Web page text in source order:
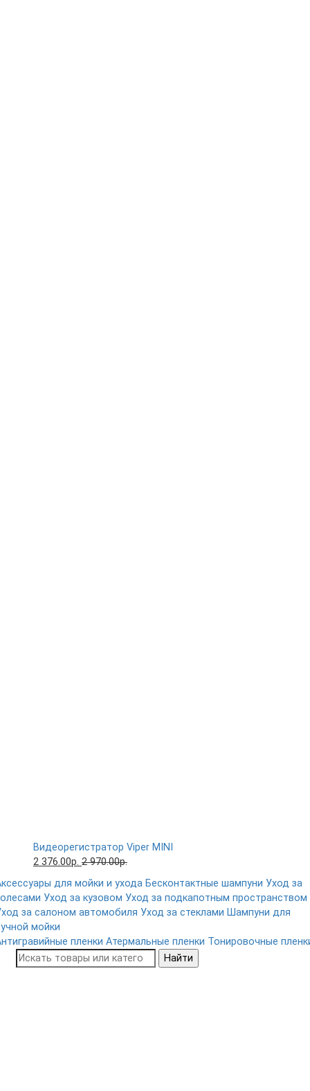
Видеорегистратор Viper MINI
2 376.00р. 2 970.00р.
для мойки и ухода Бесконтактные шампуни Уход за
Уход за кузовом Уход за подкапотным пространством
за салоном автомобиля Уход за стеклами Шампуни для
мойки
пленки Атермальные пленки Тонировочные
Найти